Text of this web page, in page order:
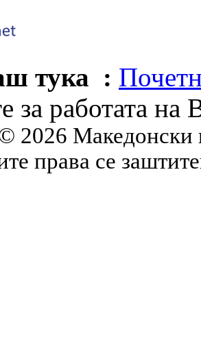
тука :
за работата на
2026 Македонски
права се